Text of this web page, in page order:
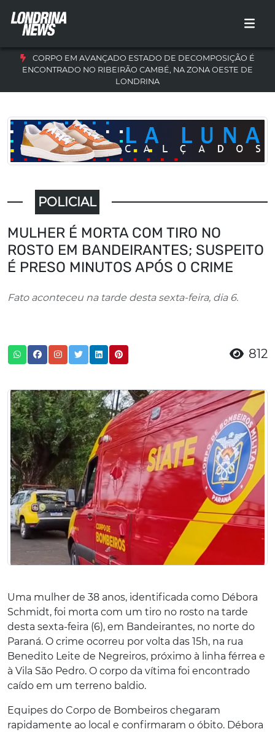
CORPO EM AVANÇADO ESTADO DE DECOMPOSIÇÃO É
ENCONTRADO NO RIBEIRÃO CAMBÉ, NA ZONA OESTE DE
LONDRINA
POLICIAL
MULHER É MORTA COM TIRO NO
ROSTO EM BANDEIRANTES; SUSPEITO
É PRESO MINUTOS APÓS O CRIME
Fato aconteceu na tarde desta sexta-feira, dia 6.
812
Uma mulher de 38 anos, identificada como Débora
Schmidt, foi morta com um tiro no rosto na tarde
desta sexta-feira (6), em Bandeirantes, no norte do
Paraná. O crime ocorreu por volta das 15h, na rua
Benedito Leite de Negreiros, próximo à linha férrea e
à Vila São Pedro. O corpo da vítima foi encontrado
caído em um terreno baldio.
Equipes do Corpo de Bombeiros chegaram
rapidamente ao local e confirmaram o óbito. Débora